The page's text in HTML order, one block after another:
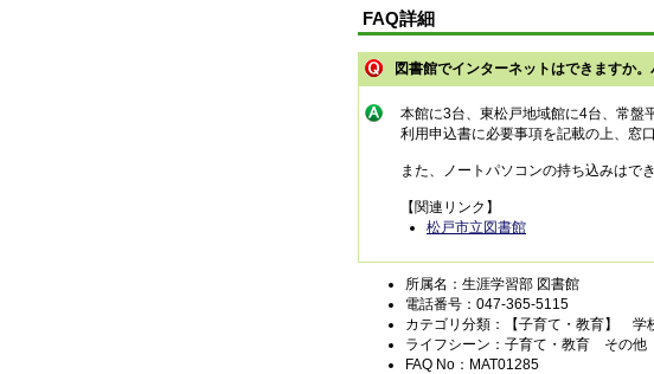
FAQ詳細
図書館でインターネットはできますか
本館に3台、東松戸地域館に4台、常盤
利用申込書に必要事項を記載の上、窓
また、ノートパソコンの持ち込みはで
【関連リンク】
松戸市立図書館
所属名：生涯学習部 図書館
電話番号：047-365-5115
カテゴリ分類：【子育て・教育】
ライフシーン：子育て・教育 その他
FAQ No：MAT01285